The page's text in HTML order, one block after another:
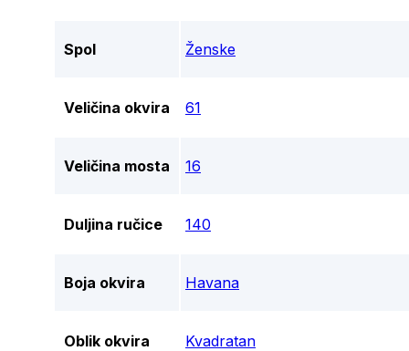
Spol Ženske
Veličina okvira 61
Veličina mosta 16
Duljina ručice 140
Boja okvira Havana
Oblik okvira Kvadratan